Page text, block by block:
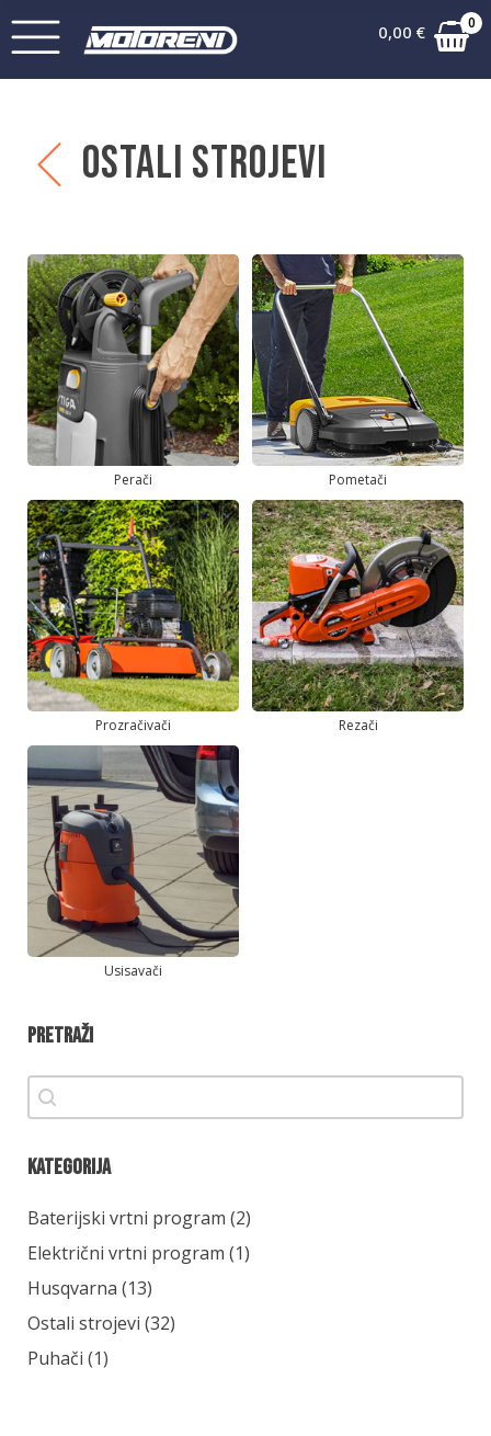
0,00 € 0
Ostali strojevi
Perači Pometači
Prozračivači Rezači
Usisavači
Pretraži
Pretraži
Pretraži
Kategorija
Kategorija
Baterijski vrtni program (2)
Električni vrtni program (1)
Husqvarna (13)
Ostali strojevi (32)
Puhači (1)